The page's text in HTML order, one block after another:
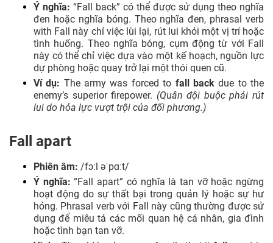
Ý nghĩa: “Fall back” có thể được sử dụng theo nghĩa
đen hoặc nghĩa bóng. Theo nghĩa đen, phrasal verb
with Fall này chỉ việc lùi lại, rút lui khỏi một vị trí hoặc
tình huống. Theo nghĩa bóng, cụm động từ với Fall
này có thể chỉ việc dựa vào một kế hoạch, nguồn lực
dự phòng hoặc quay trở lại một thói quen cũ.
Ví dụ: The army was forced to fall backdue to the
enemy’s superior firepower. (Quân đội buộc phải rút
lui do hỏa lực vượt trội của đối phương.)
Fall apart
Phiên âm: /fɔːl əˈpɑːt/
Ý nghĩa: “Fall apart” có nghĩa là tan vỡ hoặc ngừng
hoạt động do sự thất bại trong quản lý hoặc sự hư
hỏng. Phrasal verb với Fall này cũng thường được sử
dụng để miêu tả các mối quan hệ cá nhân, gia đình
hoặc tình bạn tan vỡ.